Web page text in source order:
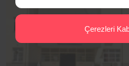
Çerezleri